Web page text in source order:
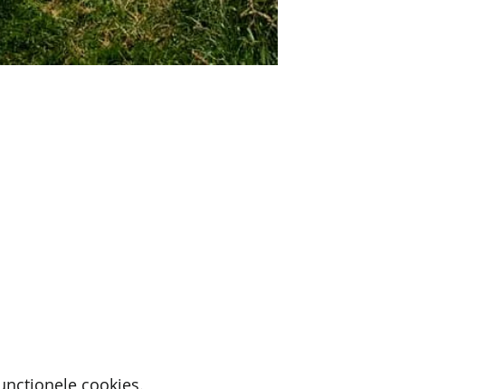
cookies.